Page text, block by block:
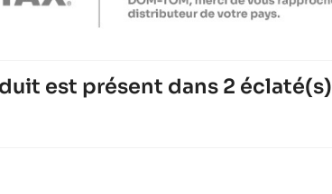
est présent dans 2 éclaté(s)